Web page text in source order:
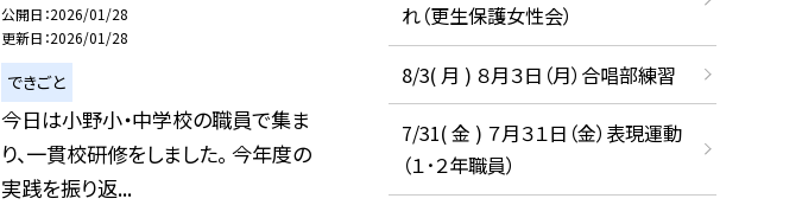
公開日 2026/01/28
更新日 2026/01/28
できごと
今日は小野小・中学校の職員で集ま
り、一貫校研修をしました。 今年度の
実践を振り返...
れ（更生保護女性会）
8/3( 月 ) ８月３日（月）合唱部練習
7/31( 金 ) ７月３１日（金）表現運動
（１･２年職員）